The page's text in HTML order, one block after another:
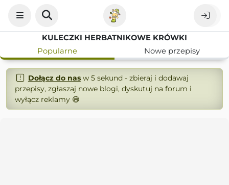
KULECZKI HERBATNIKOWE KRÓWKI
Popularne
Nowe przepisy
Dołącz do nasw 5 sekund - zbieraj i dodawaj
przepisy, zgłaszaj nowe blogi, dyskutuj na forum i
wyłącz reklamy 😄